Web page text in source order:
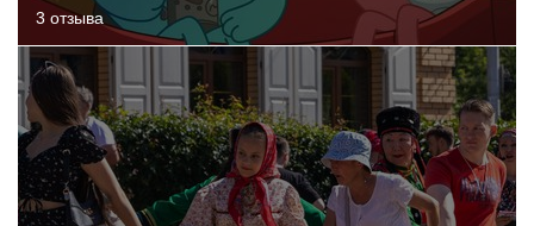
3 отзыва